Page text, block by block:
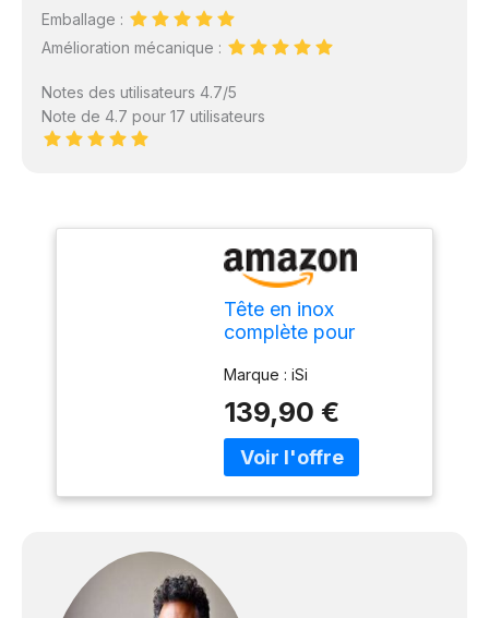
Emballage :
Amélioration mécanique :
Notes des utilisateurs 4.7/5
Note de 4.7 pour 17 utilisateurs
Tête en inox
complète pour
Whip et Thermo
Whip
Marque : iSi
139,90 €